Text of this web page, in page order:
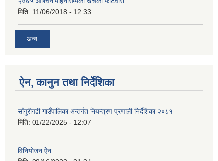
मिति: 11/06/2018 - 12:33
अन्य
ऐन, कानुन तथा निर्देशिका
साँगुरीगढी गाउँपालिका अन्तर्गत नियन्त्रण प्रणाली निर्देशिका २०८१
मिति: 01/22/2025 - 12:07
विनियोजन ऐेन